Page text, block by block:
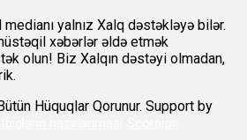
yalnız Xalq dəstəkləyə bilər.
xəbərlər əldə etmək
olun! Biz Xalqın dəstəyi olmadan,
Hüquqlar Qorunur. Support by